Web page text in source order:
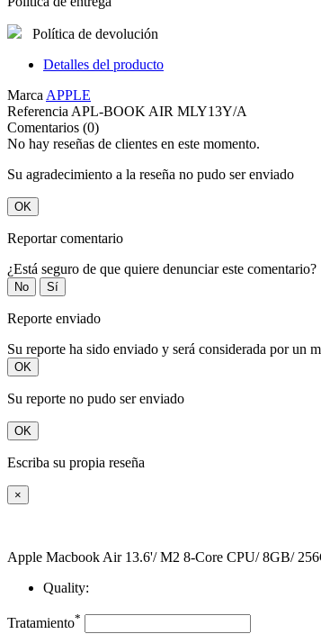
Política de devolución
Detalles del producto
MarcaAPPLE
ReferenciaAPL-BOOK AIR MLY13Y/A
Comentarios (0)
No hay reseñas de clientes en este momento.
Su agradecimiento a la reseña no pudo ser enviado
OK
Reportar comentario
¿Está seguro de que quiere denunciar este comentario?
No Sí
Reporte enviado
Su reporte ha sido enviado y será considerada por un
OK
Su reporte no pudo ser enviado
OK
Escriba su propia reseña
×
Apple Macbook Air 13.6'/ M2 8-Core CPU/ 8GB/
Quality:
Tratamiento*